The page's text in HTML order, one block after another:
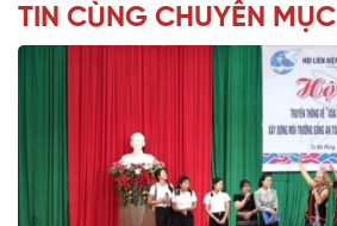
TIN CÙNG CHUYÊN MỤC